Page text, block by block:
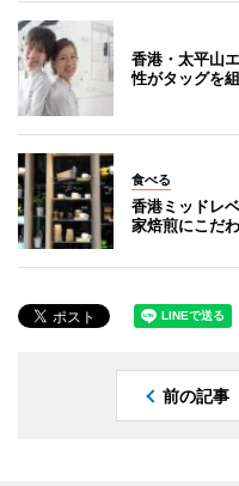
香港・太平山
性がタッグを
食べる
香港ミッドレ
家焙煎にこだ
前の記事